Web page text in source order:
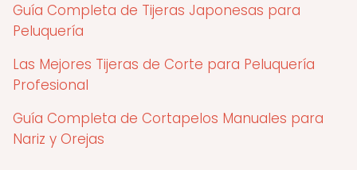
Guía Completa de Tijeras Japonesas para
Peluquería
Las Mejores Tijeras de Corte para Peluquería
Profesional
Guía Completa de Cortapelos Manuales para
Nariz y Orejas